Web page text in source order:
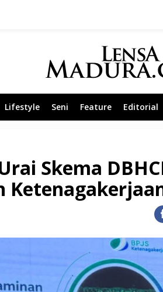
Lifestyle Seni Feature Editorial
Skema